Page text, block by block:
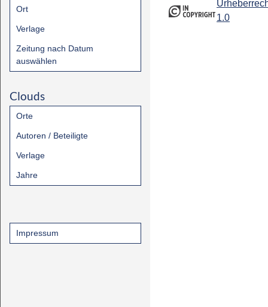
Ort
Verlage
Zeitung nach Datum
auswählen
Clouds
Orte
Autoren / Beteiligte
Verlage
Jahre
Impressum
1.0